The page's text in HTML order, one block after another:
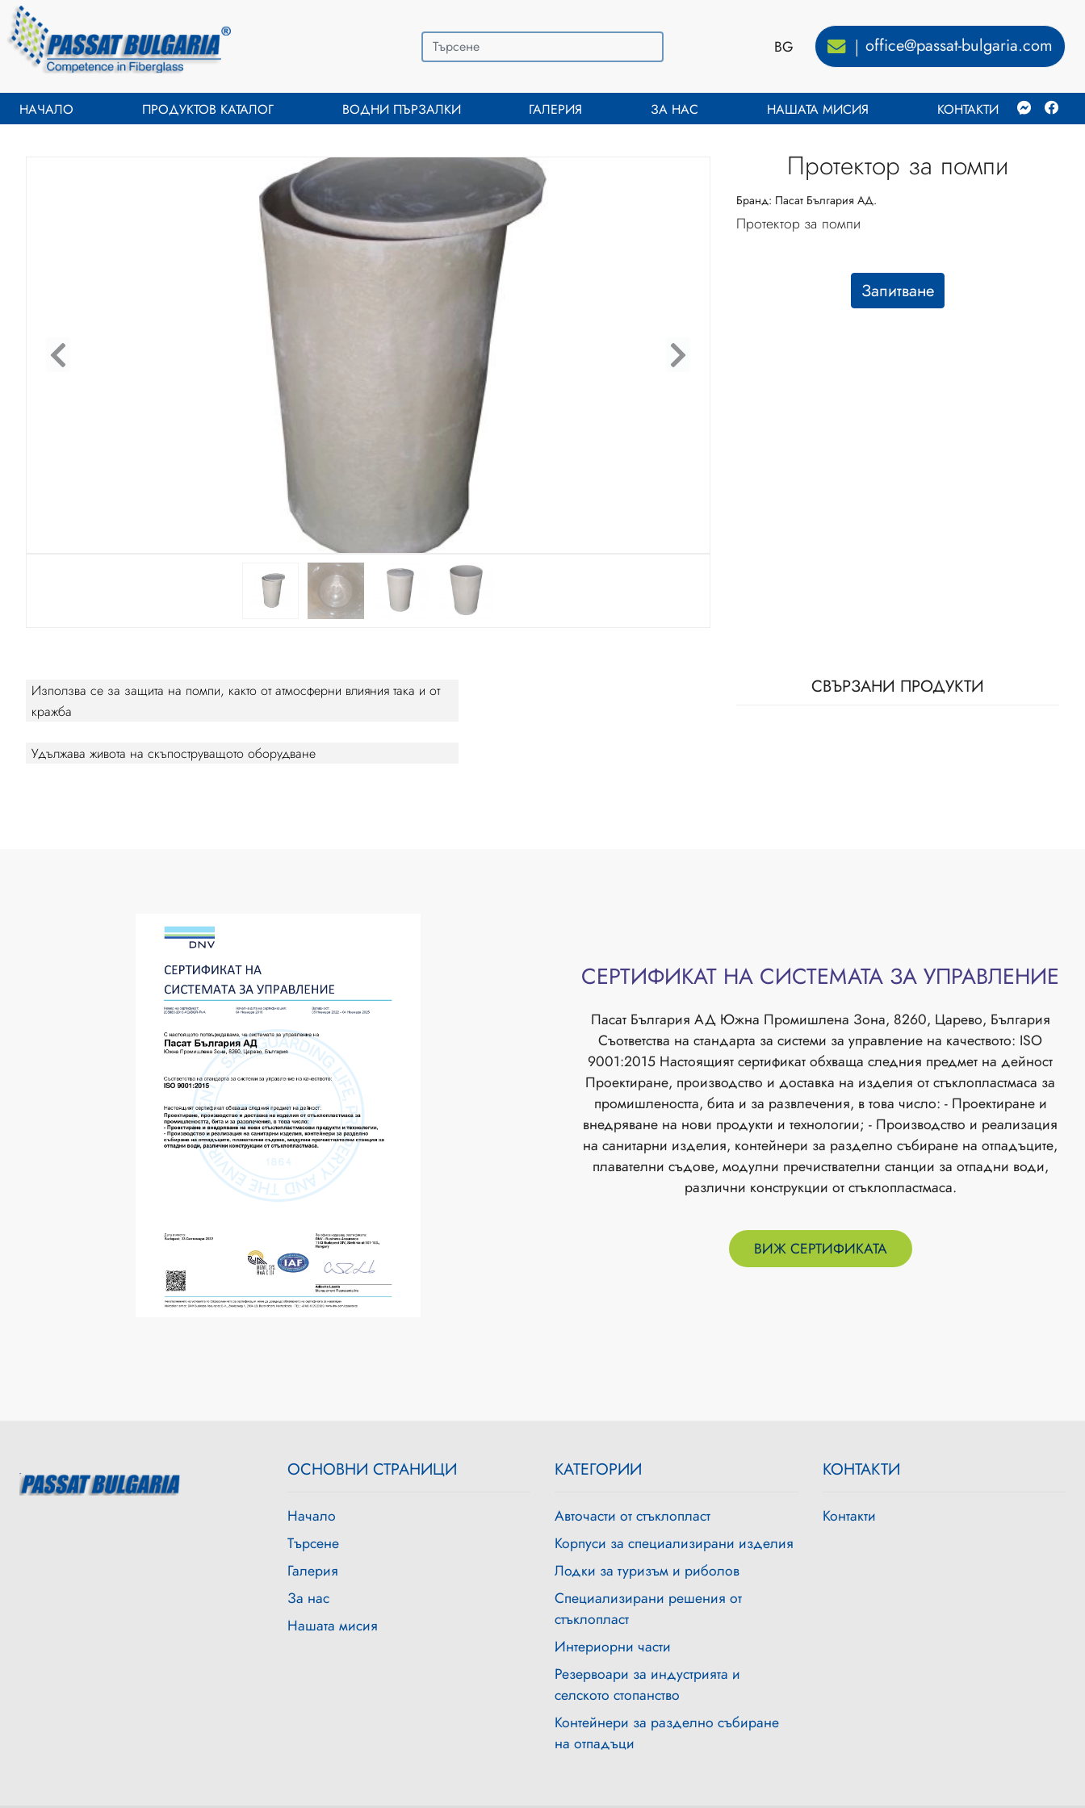
BG office@passat-bulgaria.com
НАЧАЛО ПРОДУКТОВ КАТАЛОГ ВОДНИ ПЪРЗАЛКИ ГАЛЕРИЯ ЗА НАС НАШАТА МИСИЯ КОНТАКТИ
Протектор за помпи
Бранд: Пасат България АД.
Протектор за помпи
Запитване
СВЪРЗАНИ ПРОДУКТИ
Използва се за защита на помпи, както от атмосферни влияния така и от
кражба
Удължава живота на скъпоструващото оборудване
СЕРТИФИКАТ НА СИСТЕМАТА ЗА УПРАВЛЕНИЕ
Пасат България АД Южна Промишлена Зона, 8260, Царево, България
Съответства на стандарта за системи за управление на качеството: ISO
9001:2015 Наcтоящият сертификат обхваща следния предмет на дейност
Проектиране, производство и доставка на изделия от стъклопластмаса за
промишлеността, бита и за развлечения, в това число: - Проектиране и
внедряване на нови продукти и технологии; - Производство и реализация
на санитарни изделия, контейнери за разделно събиране на отпадъците,
плавателни съдове, модулни пречиствателни станции за отпадни води,
различни конструкции от стъклопластмаса.
ВИЖ СЕРТИФИКАТА
OСНОВНИ СТРАНИЦИ
Начало
Търсене
Галерия
За нас
Нашата мисия
КАТЕГОРИИ
Авточасти от стъклопласт
Корпуси за специализирани изделия
Лодки за туризъм и риболов
Специализирани решения от
стъклопласт
Интериорни части
Резервоари за индустрията и
селското стопанство
Контейнери за разделно събиране
на отпадъци
КОНТАКТИ
Контакти